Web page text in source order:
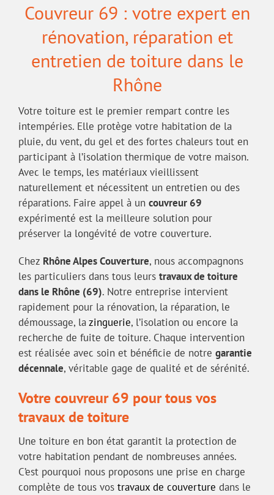
Couvreur 69 : votre expert en
rénovation, réparation et
entretien de toiture dans le
Rhône
Votre toiture est le premier rempart contre les
intempéries. Elle protège votre habitation de la
pluie, du vent, du gel et des fortes chaleurs tout en
participant à l’isolation thermique de votre maison.
Avec le temps, les matériaux vieillissent
naturellement et nécessitent un entretien ou des
réparations. Faire appel à un couvreur 69
expérimenté est la meilleure solution pour
préserver la longévité de votre couverture.
Chez Rhône Alpes Couverture, nous accompagnons
les particuliers dans tous leurs travaux de toiture
dans le Rhône (69). Notre entreprise intervient
rapidement pour la rénovation, la réparation, le
démoussage, lazinguerie, l’isolation ou encore la
recherche de fuite de toiture. Chaque intervention
est réalisée avec soin et bénéficie de notre garantie
décennale, véritable gage de qualité et de sérénité.
Votre couvreur 69 pour tous vos
travaux de toiture
Une toiture en bon état garantit la protection de
votre habitation pendant de nombreuses années.
C’est pourquoi nous proposons une prise en charge
complète de tous vos travaux de couverture dans le